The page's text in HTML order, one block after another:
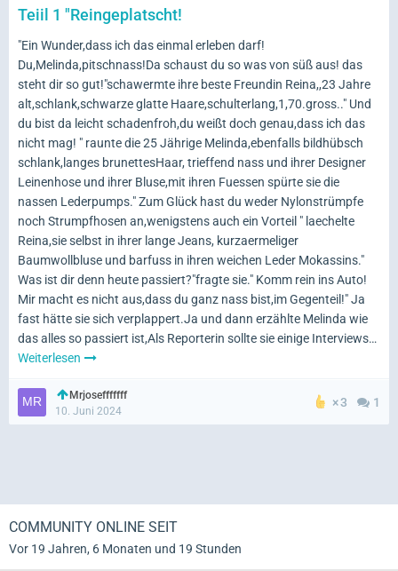
Teiil 1 "Reingeplatscht!
"Ein Wunder,dass ich das einmal erleben darf!
Du,Melinda,pitschnass!Da schaust du so was von süß aus! das
steht dir so gut!"schawermte ihre beste Freundin Reina,,23 Jahre
alt,schlank,schwarze glatte Haare,schulterlang,1,70.gross.." Und
du bist da leicht schadenfroh,du weißt doch genau,dass ich das
nicht mag! " raunte die 25 Jährige Melinda,ebenfalls bildhübsch
schlank,langes brunettesHaar, trieffend nass und ihrer Designer
Leinenhose und ihrer Bluse,mit ihren Fuessen spürte sie die
nassen Lederpumps." Zum Glück hast du weder Nylonstrümpfe
noch Strumpfhosen an,wenigstens auch ein Vorteil " laechelte
Reina,sie selbst in ihrer lange Jeans, kurzaermeliger
Baumwollbluse und barfuss in ihren weichen Leder Mokassins."
Was ist dir denn heute passiert?"fragte sie." Komm rein ins Auto!
Mir macht es nicht aus,dass du ganz nass bist,im Gegenteil!" Ja
fast hätte sie sich verplappert.Ja und dann erzählte Melinda wie
das alles so passiert ist,Als Reporterin sollte sie einige Interviews…
Weiterlesen
Mrjosefffffff
10. Juni 2024
3 1
COMMUNITY ONLINE SEIT
Vor 19 Jahren, 6 Monaten und 19 Stunden